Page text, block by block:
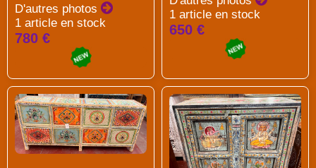
D'autres photos
1 article en stock
780 €
1 article en stock
650 €